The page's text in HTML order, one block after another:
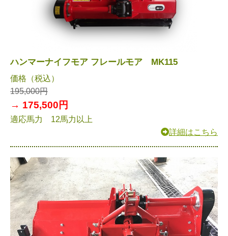
ハンマーナイフモア フレールモア MK115
価格（税込）
195,000円
→ 175,500円
適応馬力 12馬力以上
詳細はこちら